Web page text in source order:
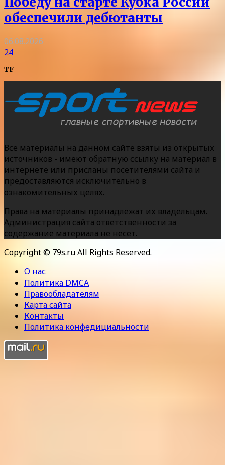
обеспечили дебютанты
06.08.2026
24
TF
Все материалы на данном сайте взяты из открытых
источников - имеют обратную ссылку на материал в
интернете или присланы посетителями сайта и
предоставляются исключительно в
ознакомительных целях.
Права на материалы принадлежат их владельцам.
Администрация сайта ответственности за
содержание материала не несет.
Copyright © 79s.ru All Rights Reserved.
О нас
Политика DMCA
Правообладателям
Карта сайта
Контакты
Политика конфедициальности